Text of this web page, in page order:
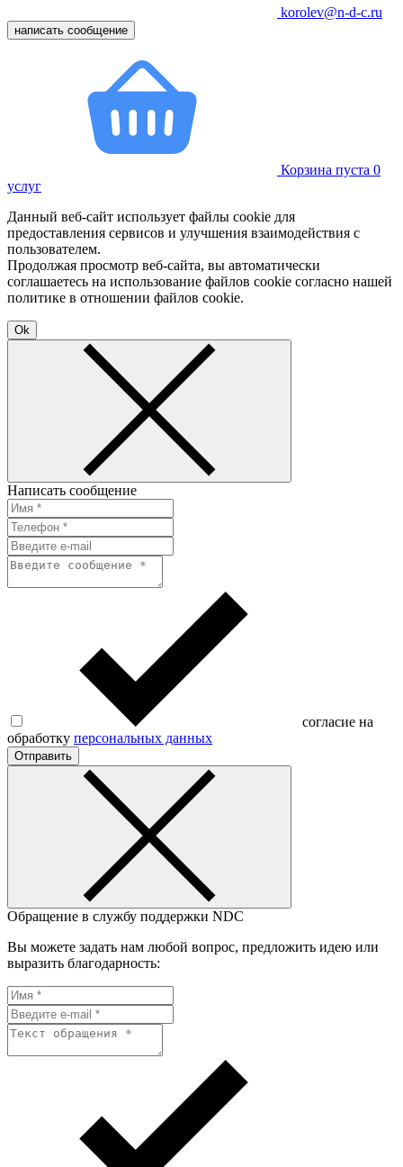
korolev@n-d-c.ru
написать сообщение
Корзина пуста 0
услуг
Данный веб-сайт использует файлы cookie для
предоставления сервисов и улучшения взаимодействия с
пользователем.
Продолжая просмотр веб-сайта, вы автоматически
соглашаетесь на использование файлов cookie согласно нашей
политике в отношении файлов cookie.
Ok
Написать сообщение
согласие на
обработку персональных данных
Отправить
Обращение в службу поддержки NDC
Вы можете задать нам любой вопрос, предложить идею или
выразить благодарность: